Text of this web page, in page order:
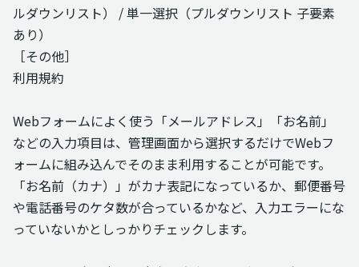
ルダウンリスト） / 単一選択（プルダウンリスト 子要素
あり）
［その他］
利用規約
Webフォームによく使う「メールアドレス」「お名前」
などの入力項目は、管理画面から選択するだけでWebフ
ォームに組み込んでそのまま利用することが可能です。
「お名前（カナ）」がカナ表記になっているか、郵便番号
や電話番号のケタ数が合っているかなど、入力エラーにな
っていないかとしっかりチェックします。